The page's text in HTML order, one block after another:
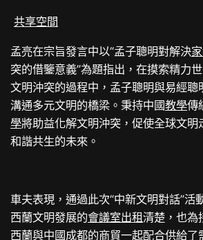
共享空間
孟亮在宗旨發言中以“孟子聰明對解決
突的借鑒意義”為題指出，在摸索精力
文明沖突的過程中，孟子聰明與易經聰
溝通多元文明的橋梁。秉持中國教學傳
學將助益化解文明沖突，促使全球文明
和諧共生的未來。
車夫表現，通過此次“中新文明對話”活
西蘭文明發展的會議室出租清楚，也為
西蘭與中國成都的商貿一起配合供給了